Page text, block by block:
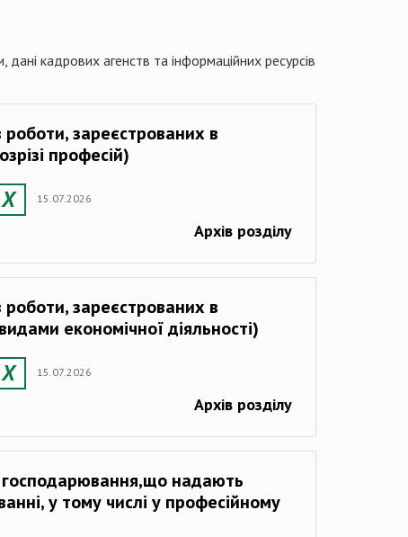
кадрових агенств та інформаційних ресурсів
роботи, зареєстрованих в
професій)
15.07.2026
Архів розділу
роботи, зареєстрованих в
економічної діяльності)
15.07.2026
Архів розділу
надають
у тому числі у професійному